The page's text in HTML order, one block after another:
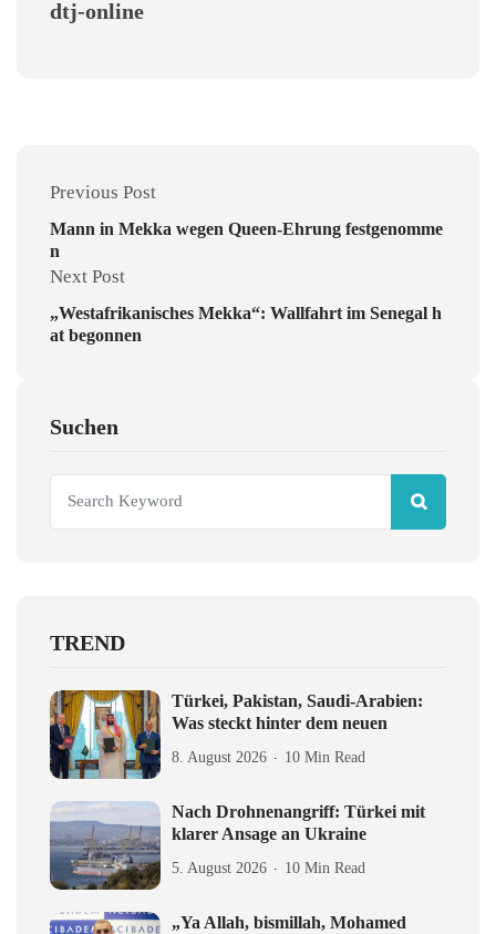
dtj-online
Previous Post
Mann in Mekka wegen Queen-Ehrung festgenomme
n
Next Post
„Westafrikanisches Mekka“: Wallfahrt im Senegal h
at begonnen
Suchen
TREND
Türkei, Pakistan, Saudi-Arabien:
Was steckt hinter dem neuen
8. August 2026 10 Min Read
Nach Drohnenangriff: Türkei mit
klarer Ansage an Ukraine
5. August 2026 10 Min Read
„Ya Allah, bismillah, Mohamed